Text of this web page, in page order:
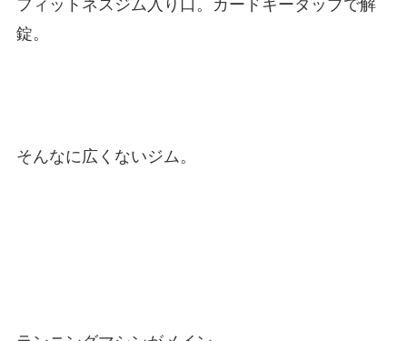
フィットネスジム入り口。カードキータップで解
錠。
そんなに広くないジム。